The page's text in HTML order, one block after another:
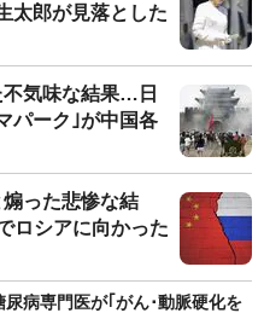
太郎が見落とした
不気味な結果…日
パーク｣が中国各
った悲惨な結
ロシアに向かった
病専門医が｢がん･動脈硬化を